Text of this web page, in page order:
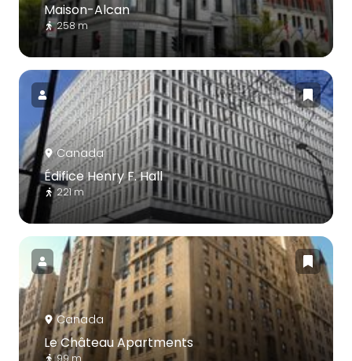
Maison-Alcan
258 m
Canada
Édifice Henry F. Hall
221 m
Canada
Le Château Apartments
99 m